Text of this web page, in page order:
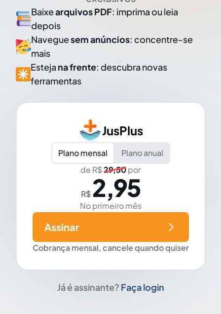
Baixearquivos PDF: imprima ou leia
depois
Naveguesem anúncios: concentre-se
mais
Esteja na frente: descubra novas
ferramentas
JusPlus
Plano mensal
Plano anual
de R$29,50por
R$ 2,95
No primeiro mês
Cobrança mensal, cancele quando quiser
Assinar
Já é assinante? Faça login